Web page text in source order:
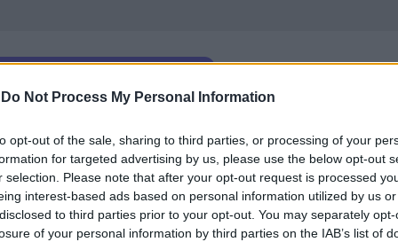
Do Not Process My Personal Information
opt-out of the sale, sharing to third parties, or processing of your
for targeted advertising by us, please use the below opt-out
selection. Please note that after your opt-out request is processed
interest-based ads based on personal information utilized by us
to third parties prior to your opt-out. You may separately
of your personal information by third parties on the IAB’s list of
за инфлацията си. За юли френският
инфлация на потребителските цени от 1%,
юни.
Istat – 1.7% на годишна база, но с0.4% по-